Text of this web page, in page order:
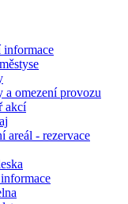
informace
a omezení provozu
akcí
areál - rezervace